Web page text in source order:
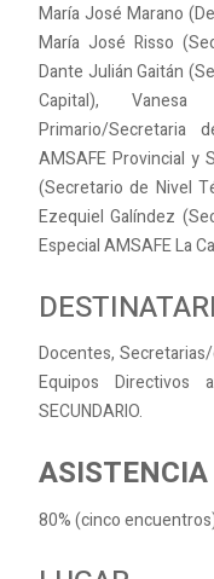
María José Marano
María José Risso
Dante Julián Gaitán
Capital),
Primario/Secretaria
AMSAFE Provincial y
(Secretario de Nivel
Ezequiel Galíndez
Especial AMSAFE La
Docentes,
Equipos Directivos
SECUNDARIO.
ASISTENCIA
80% (cinco